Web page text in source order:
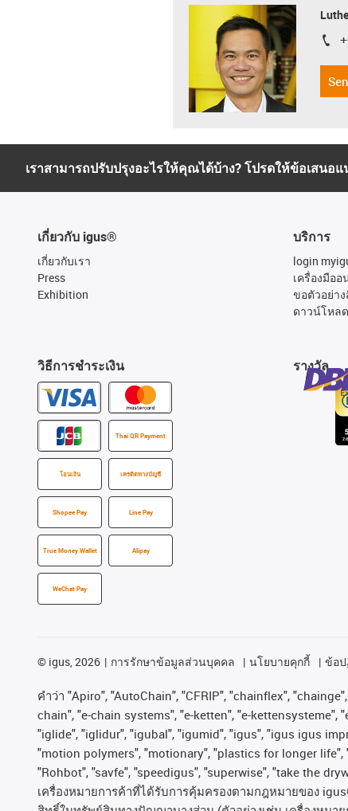
เราสามารถปรับปรุงอะไรให้คุณได้บ้าง? โปรดให้ข้อเสนอแ
เกี่ยวกับ igus®
เกี่ยวกับเรา
Press
Exhibition
วิธีการชำระเงิน
Thai QR Payment
โอนเงิน เครดิตทางบัญชี
Shopee Pay Line Pay
True Money Wallet Alipay
WeChat Pay
บริการ
login
เครื่องมืออ
ขอตัวอย่า
ดาวน์โหล
รางวัล
© igus, 2026 การรักษาข้อมูลส่วนบุคคล นโยบายคุกกี้ ข้อ
คําว่า "Apiro", "AutoChain", "CFRIP", "chainflex",
chain", "e-chain systems", "e-ketten", "e-kettensysteme",
"iglide", "iglidur", "igubal", "igumid", "igus", "igus igus
"motion polymers", "motionary", "plastics for longer life",
"Rohbot", "savfe", "speedigus", "superwise", "take the
เครื่องหมายการค้าที่ได้รับการคุ้มครองตามกฎหมายของ